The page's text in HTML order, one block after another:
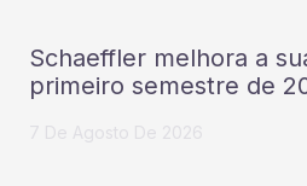
Schaeffler melhora a
primeiro semestre de